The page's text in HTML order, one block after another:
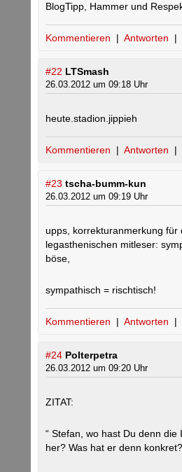
BlogTipp, Hammer und
Kommentieren | Antworten |
#22 LTSmash
26.03.2012 um 09:18 Uhr
heute.stadion.jippieh
Kommentieren | Antworten |
#23 tscha-bumm-kun
26.03.2012 um 09:19 Uhr
upps, korrekturanmerkung für
legasthenischen mitleser:
böse,
sympathisch = rischtisch!
Kommentieren | Antworten |
#24 Polterpetra
26.03.2012 um 09:20 Uhr
ZITAT:
“ Stefan, wo hast Du denn die
her? Was hat er denn konkret?